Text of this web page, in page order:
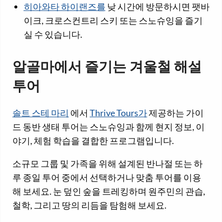
히아와타 하이랜즈를 낮 시간에 방문하시면 팻바
이크, 크로스컨트리 스키 또는 스노슈잉을 즐기
실 수 있습니다.
알골마에서 즐기는 겨울철 해설
투어
솔트 스테 마리 에서 Thrive Tours가제공하는 가이
드 동반 생태 투어는 스노슈잉과 함께 현지 정보, 이
야기, 체험 학습을 결합한 프로그램입니다.
소규모 그룹 및 가족을 위해 설계된 반나절 또는 하
루 종일 투어 중에서 선택하거나 맞춤 투어를 이용
해 보세요. 눈 덮인 숲을 트레킹하며 원주민의 관습,
철학, 그리고 땅의 리듬을 탐험해 보세요.